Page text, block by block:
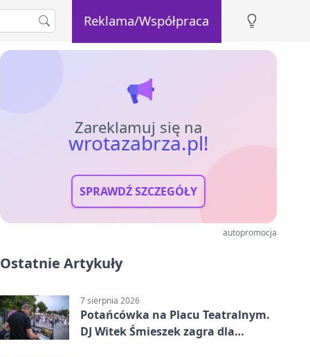
Reklama/Współpraca
Zareklamuj się na
wrotazabrza.pl!
SPRAWDŹ SZCZEGÓŁY
autopromocja
Ostatnie Artykuły
7 sierpnia 2026
Potańcówka na Placu Teatralnym.
DJ Witek Śmieszek zagra dla